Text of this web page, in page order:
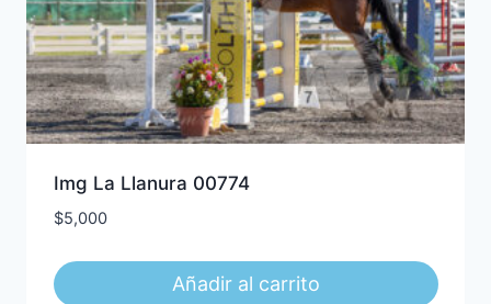
Img La Llanura 00774
$5,000
Añadir al carrito